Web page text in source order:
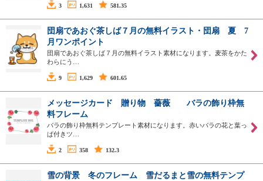
3 1,631 581.35
団扇であおぐ茶しば７月の無料イラスト・団扇 夏 7
月ワンポイント
団扇であおぐ茶しば７月の無料イラスト素材になります。麦茶をかた
わらにう…
9 1,629 601.65
メッセージカード 贈り物 薔薇 バラの飾り枠無
料フレーム
バラの飾り枠無料テンプレート素材になります。赤いバラの花と葉っ
ぱ付きツ…
2 358 132.3
雪の背景 冬のフレーム 雪だるまと雪の無料テンプ